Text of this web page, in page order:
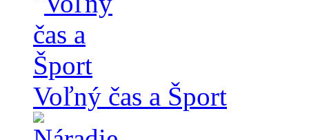
Voľný čas a Šport